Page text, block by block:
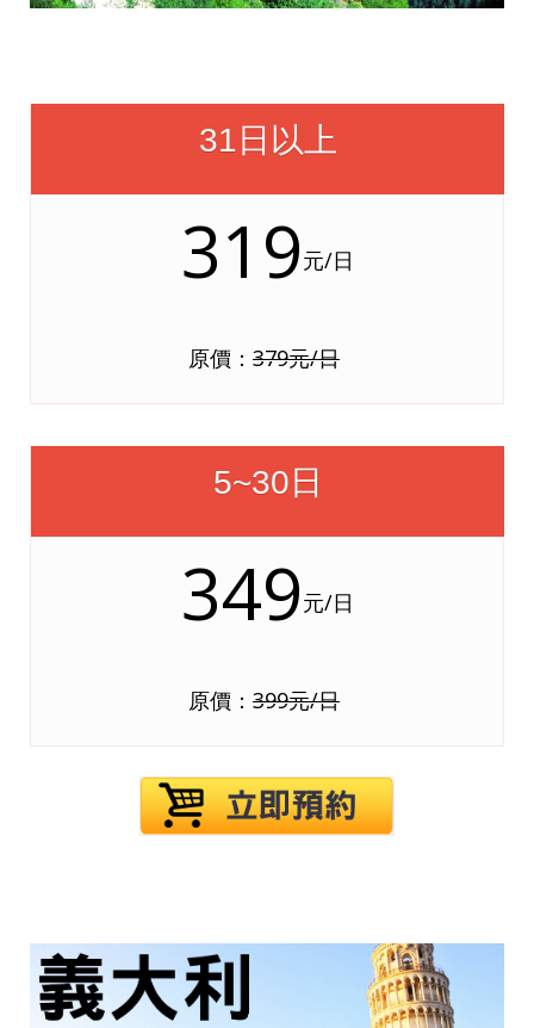
31日以上
319元/日
原價： 379元/日
5~30日
349元/日
原價： 399元/日